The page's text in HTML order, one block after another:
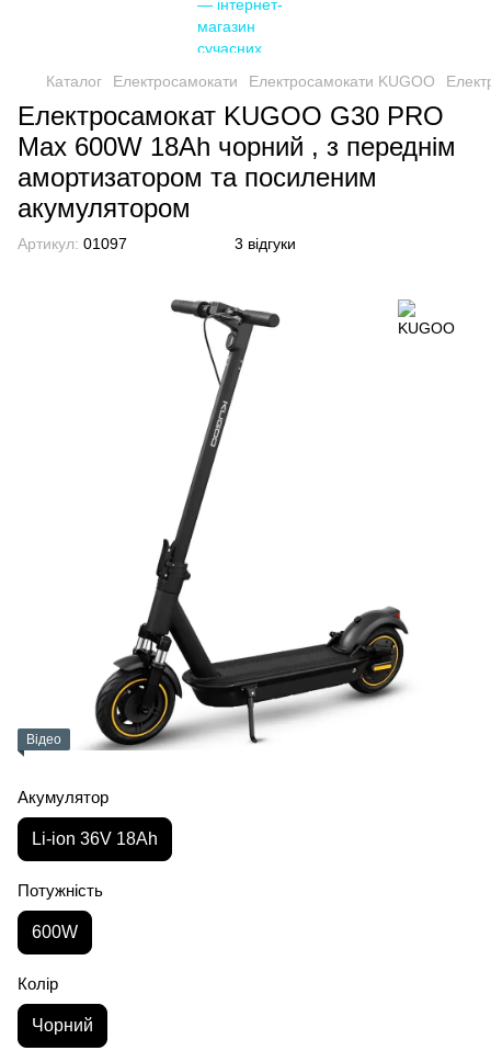
Каталог Електросамокати Електросамокати KUGOO
Електросамокат KUGOO G30 PRO
Max 600W 18Ah чорний , з переднім
амортизатором та посиленим
акумулятором
Артикул: 01097 3 відгуки
Відео
Акумулятор
Li-ion 36V 18Ah
Потужність
600W
Колір
Чорний